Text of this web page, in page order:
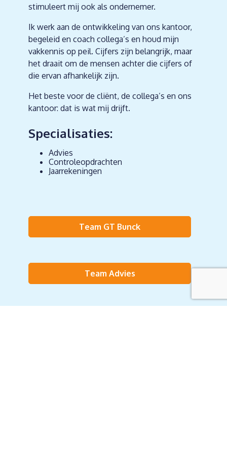
stimuleert mij ook als ondernemer.
Ik werk aan de ontwikkeling van ons kantoor,
begeleid en coach collega’s en houd mijn
vakkennis op peil. Cijfers zijn belangrijk, maar
het draait om de mensen achter die cijfers of
die ervan afhankelijk zijn.
Het beste voor de cliënt, de collega’s en ons
kantoor: dat is wat mij drijft.
Specialisaties:
Advies
Controleopdrachten
Jaarrekeningen
Team GT Bunck